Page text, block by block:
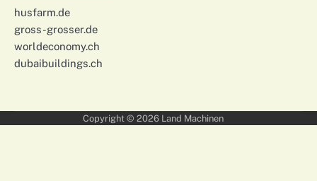
husfarm.de
gross-grosser.de
worldeconomy.ch
dubaibuildings.ch
Copyright © 2026 Land Machinen